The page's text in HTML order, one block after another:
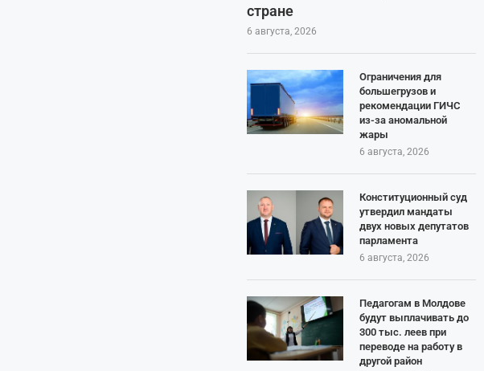
стране
6 августа, 2026
Ограничения для
большегрузов и
рекомендации ГИЧС
из-за аномальной
жары
6 августа, 2026
Конституционный суд
утвердил мандаты
двух новых депутатов
парламента
6 августа, 2026
Педагогам в Молдове
будут выплачивать до
300 тыс. леев при
переводе на работу в
другой район